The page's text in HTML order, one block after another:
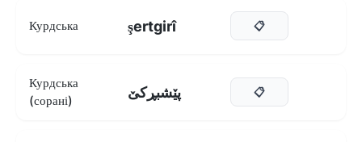
Курдська şertgirî 📋
Курдська
(сорані)
پێشبڕکێ 📋